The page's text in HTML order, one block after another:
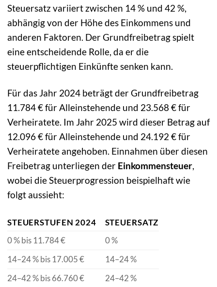
Steuersatz variiert zwischen 14 % und 42 %,
abhängig von der Höhe des Einkommens und
anderen Faktoren. Der Grundfreibetrag spielt
eine entscheidende Rolle, da er die
steuerpflichtigen Einkünfte senken kann.
Für das Jahr 2024 beträgt der Grundfreibetrag
11.784 € für Alleinstehende und 23.568 € für
Verheiratete. Im Jahr 2025 wird dieser Betrag auf
12.096 € für Alleinstehende und 24.192 € für
Verheiratete angehoben. Einnahmen über diesen
Freibetrag unterliegen der Einkommensteuer,
wobei die Steuerprogression beispielhaft wie
folgt aussieht:
STEUERSTUFEN 2024
STEUERSATZ
0 % bis 11.784 €
0 %
14–24 % bis 17.005 €
14–24 %
24–42 % bis 66.760 €
24–42 %